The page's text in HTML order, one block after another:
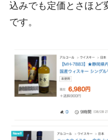
込みでも定価とさほど
です。